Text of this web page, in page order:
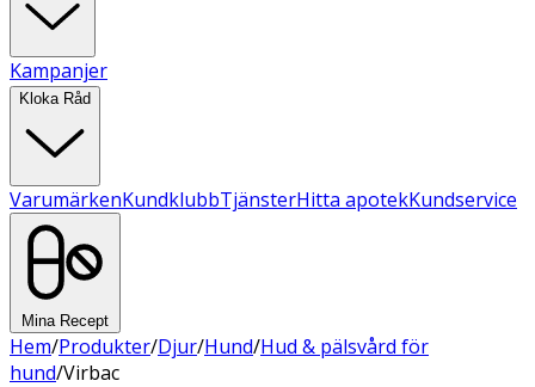
Kampanjer
Kloka Råd
VarumärkenKundklubbTjänsterHitta apotekKundservice
Mina Recept
Hem/Produkter/Djur/Hund/Hud & pälsvård för
hund/Virbac